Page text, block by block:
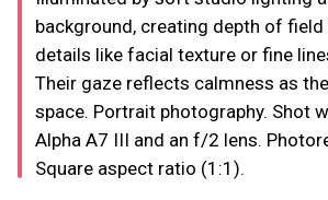
background, creating depth of
details like facial texture or fine
Their gaze reflects calmness as
space. Portrait photography. Shot
Alpha A7 III and an f/2 lens.
Square aspect ratio (1:1).